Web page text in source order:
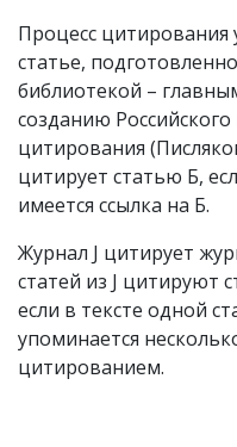
Процесс цитирования
статье,
библиотекой –
созданию
цитирования
цитирует статью Б,
имеется ссылка на Б.
Журнал J цитирует
статей из J цитируют
если в тексте одной
упоминается
цитированием.